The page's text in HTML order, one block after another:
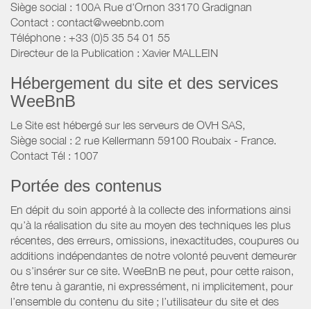
Siège social : 100A Rue d'Ornon 33170 Gradignan
Contact : contact@weebnb.com
Téléphone : +33 (0)5 35 54 01 55
Directeur de la Publication : Xavier MALLEIN
Hébergement du site et des services
WeeBnB
Le Site est hébergé sur les serveurs de OVH SAS,
Siège social : 2 rue Kellermann 59100 Roubaix - France.
Contact Tél : 1007
Portée des contenus
En dépit du soin apporté à la collecte des informations ainsi
qu’à la réalisation du site au moyen des techniques les plus
récentes, des erreurs, omissions, inexactitudes, coupures ou
additions indépendantes de notre volonté peuvent demeurer
ou s’insérer sur ce site. WeeBnB ne peut, pour cette raison,
être tenu à garantie, ni expressément, ni implicitement, pour
l’ensemble du contenu du site ; l’utilisateur du site et des